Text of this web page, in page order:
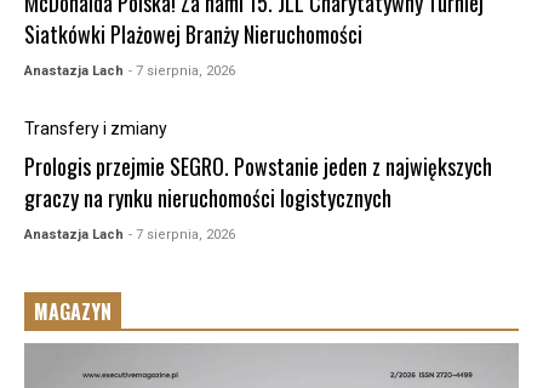
Siatkówki Plażowej Branży Nieruchomości
Anastazja Lach - 7 sierpnia, 2026
Transfery i zmiany
Prologis przejmie SEGRO. Powstanie jeden z największych
graczy na rynku nieruchomości logistycznych
Anastazja Lach - 7 sierpnia, 2026
MAGAZYN